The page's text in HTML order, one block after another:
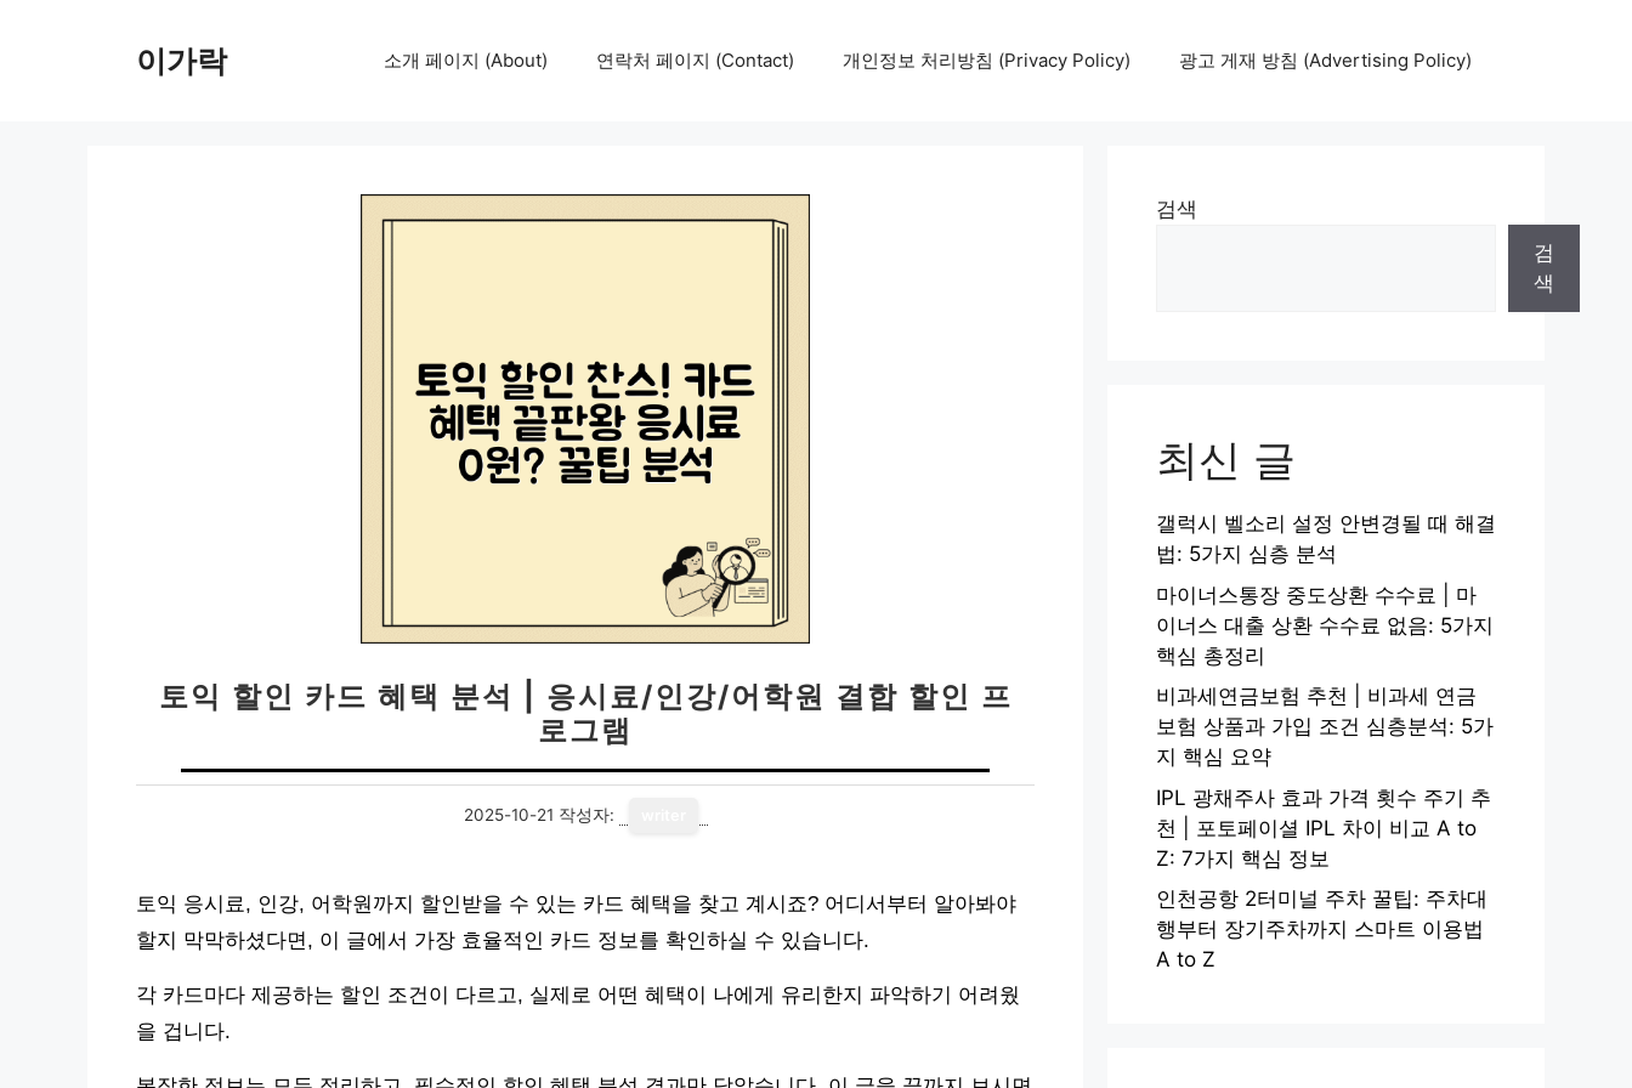
이가락 소개 페이지 (About) 연락처 페이지 (Contact) 개인정보 처리방침 (Privacy Policy) 광고 게재 방침 (Advertising Policy)
토익 할인 카드 혜택 분석 | 응시료/인강/어학원 결합 할인 프
로그램
2025-10-21 작성자:
토익 응시료, 인강, 어학원까지 할인받을 수 있는 카드 혜택을 찾고 계시죠? 어디서부터 알아봐야
할지 막막하셨다면, 이 글에서 가장 효율적인 카드 정보를 확인하실 수 있습니다.
각 카드마다 제공하는 할인 조건이 다르고, 실제로 어떤 혜택이 나에게 유리한지 파악하기 어려웠
을 겁니다.
검색
검
색
최신 글
갤럭시 벨소리 설정 안변경될 때 해결
법: 5가지 심층 분석
마이너스통장 중도상환 수수료 | 마
이너스 대출 상환 수수료 없음: 5가지
핵심 총정리
비과세연금보험 추천 | 비과세 연금
보험 상품과 가입 조건 심층분석: 5가
지 핵심 요약
IPL 광채주사 효과 가격 횟수 주기 추
천 | 포토페이셜 IPL 차이 비교 A to
Z: 7가지 핵심 정보
인천공항 2터미널 주차 꿀팁: 주차대
행부터 장기주차까지 스마트 이용법
A to Z